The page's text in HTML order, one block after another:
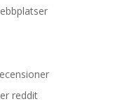
reddit